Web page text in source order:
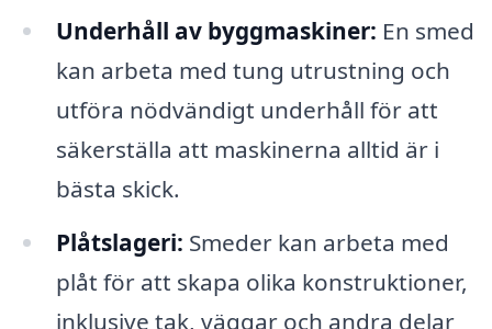
Underhåll av byggmaskiner: En smed
kan arbeta med tung utrustning och
utföra nödvändigt underhåll för att
säkerställa att maskinerna alltid är i
bästa skick.
Plåtslageri: Smeder kan arbeta med
plåt för att skapa olika konstruktioner,
inklusive tak, väggar och andra delar